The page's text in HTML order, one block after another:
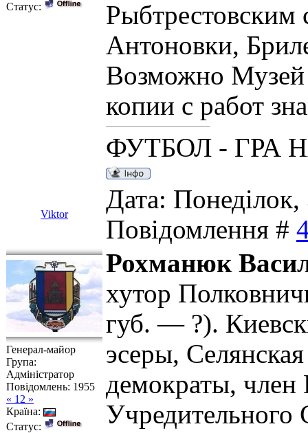
Статус:
Рыбтрестовским
Антоновки,
Возможно Музей
копии с работ
ФУТБОЛ - ГРА
Viktor
Дата:
Повідомлення #
Генерал-майор
Група:
Адміністратор
Повідомлень: 1955
« 12 »
Країна:
Статус:
Рохманюк
хутор
губ. — ?).
эсеры,
демократы, член
Учредительного